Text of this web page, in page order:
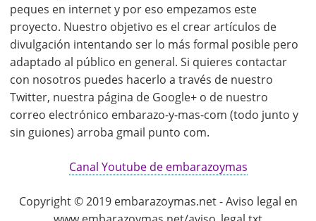
peques en internet y por eso empezamos este
proyecto. Nuestro objetivo es el crear artículos de
divulgación intentando ser lo más formal posible pero
adaptado al público en general. Si quieres contactar
con nosotros puedes hacerlo a través de nuestro
Twitter, nuestra página de Google+ o de nuestro
correo electrónico embarazo-y-mas-com (todo junto y
sin guiones) arroba gmail punto com.
Canal Youtube de embarazoymas
Copyright © 2019 embarazoymas.net - Aviso legal en